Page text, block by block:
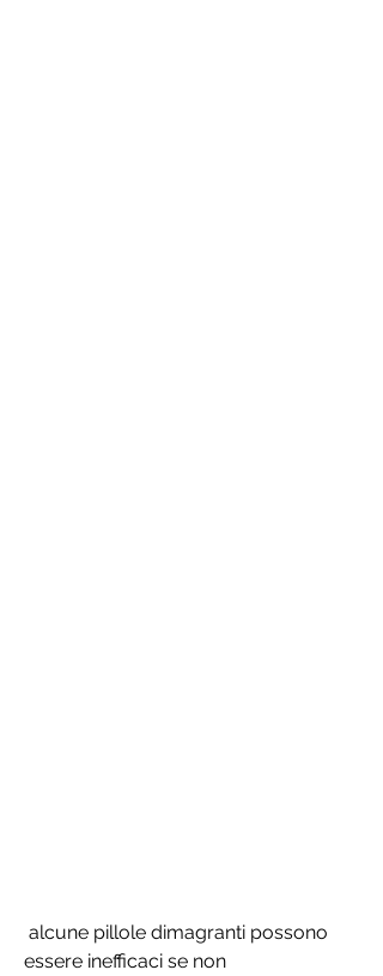
essere inefficaci se non